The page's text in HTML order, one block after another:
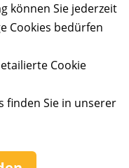
können Sie jederzeit
Cookies bedürfen
Cookie
finden Sie in unserer
können Sie sich
Bestellung nötig sind,